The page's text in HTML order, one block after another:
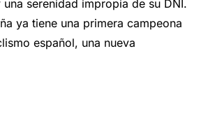
serenidad impropia de su DNI.
ya tiene una primera campeona
español, una nueva